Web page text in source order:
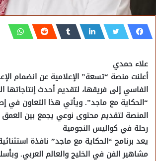
علاء حمدي
أعلنت منصة “تسعة” الإعلامية عن انضمام
الفاسي إلى فريقها، لتقديم أحدث إنتاجاتها
“الحكاية مع ماجد”. ويأتي هذا التعاون في
المنصة لتقديم محتوى نوعي يجمع بين العمق
رحلة في كواليس النجومية
يعد برنامج “الحكاية مع ماجد” نافذة
مشاهير الفن في الخليج والعالم العربي.